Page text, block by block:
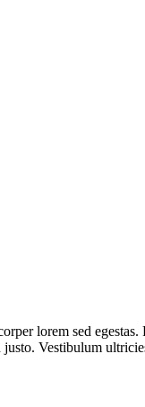
lorem sed egestas.
Vestibulum